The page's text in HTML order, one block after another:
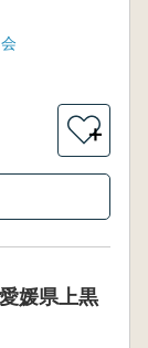
＋
媛県上黒